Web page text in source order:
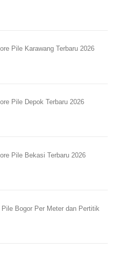
Pile Karawang Terbaru 2026
Pile Depok Terbaru 2026
Pile Bekasi Terbaru 2026
Pile Bogor Per Meter dan Pertitik